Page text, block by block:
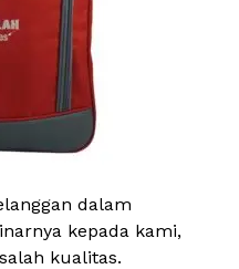
dalam
kepada kami,
kualitas.